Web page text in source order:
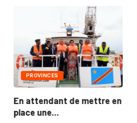
PROVINCES
En attendant de mettre en
place une...